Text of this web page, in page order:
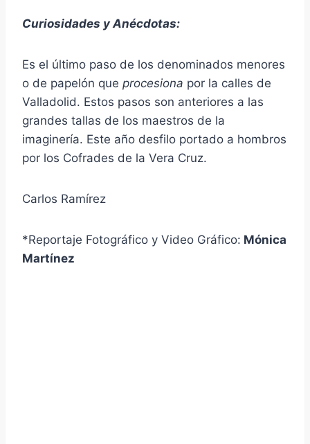
Curiosidades y Anécdotas:
Es el último paso de los denominados menores
o de papelón que procesiona por la calles de
Valladolid. Estos pasos son anteriores a las
grandes tallas de los maestros de la
imaginería. Este año desfilo portado a hombros
por los Cofrades de la Vera Cruz.
Carlos Ramírez
*Reportaje Fotográfico y Video Gráfico: Mónica
Martínez